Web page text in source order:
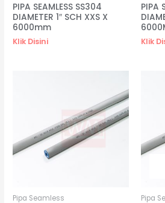
PIPA SEAMLESS SS304
DIAMETER 1″ SCH XXS X
6000mm
Klik Disini
PIPA
Klik
Pipa Seamless Pipa